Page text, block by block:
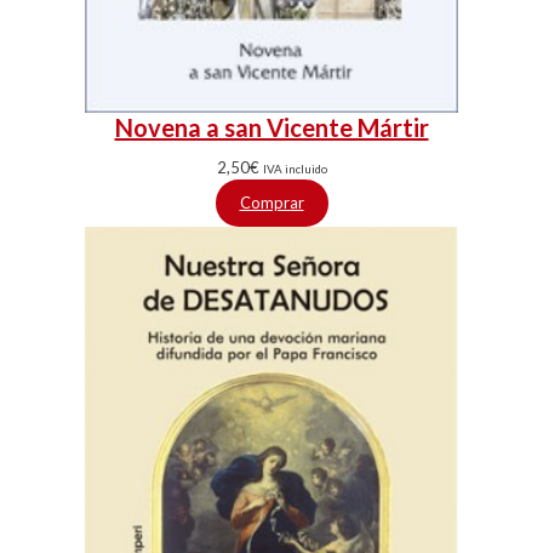
Novena a san Vicente Mártir
2,50€ IVA incluido
Comprar